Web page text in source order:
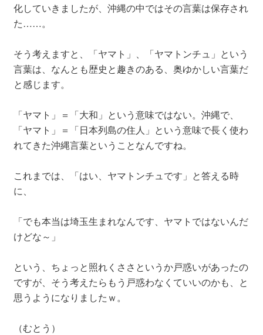
化していきましたが、沖縄の中ではその言葉は保存され
た……。
そう考えますと、「ヤマト」、「ヤマトンチュ」という
言葉は、なんとも歴史と趣きのある、奥ゆかしい言葉だ
と感じます。
「ヤマト」＝「大和」という意味ではない。沖縄で、
「ヤマト」＝「日本列島の住人」という意味で長く使わ
れてきた沖縄言葉ということなんですね。
これまでは、「はい、ヤマトンチュです」と答える時
に、
「でも本当は埼玉生まれなんです、ヤマトではないんだ
けどな～」
という、ちょっと照れくささというか戸惑いがあったの
ですが、そう考えたらもう戸惑わなくていいのかも、と
思うようになりましたｗ。
（むとう）